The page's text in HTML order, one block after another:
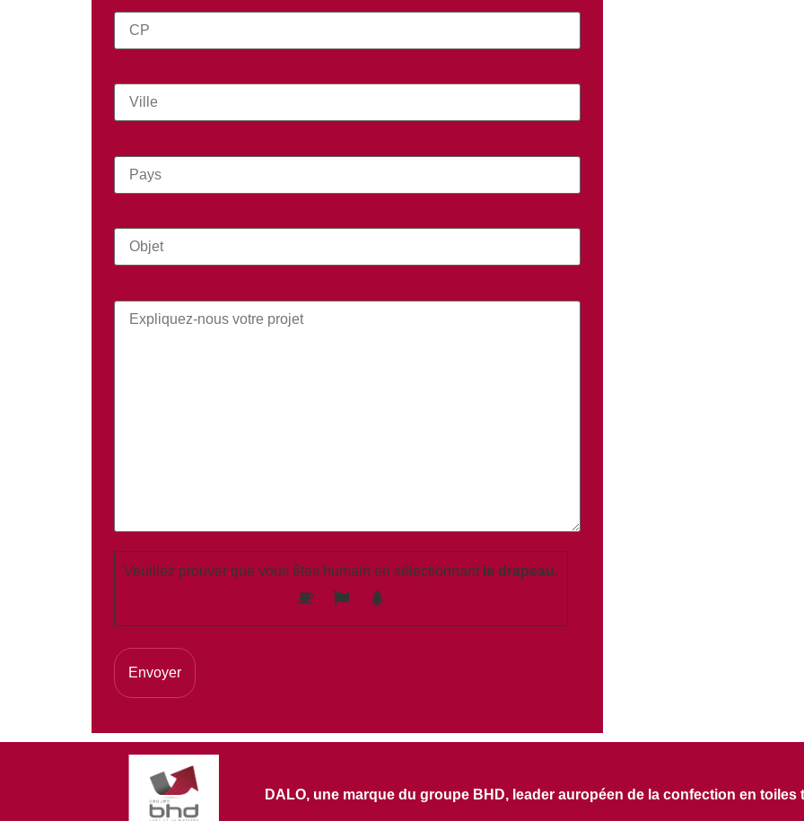
Veuillez prouver que vous êtes humain en sélectionnant le drapeau.
DALO, une marque du groupe BHD, leader auropéen de la confection en toiles